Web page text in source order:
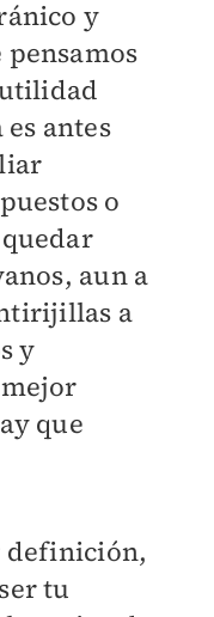
y
antes
o
aun a
a
y
que
definición,
tu